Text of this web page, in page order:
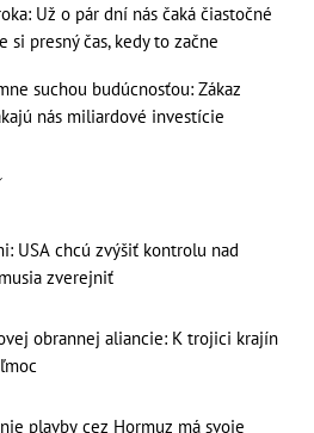
Už o pár dní nás čaká čiastočné
si presný čas, kedy to začne
suchou budúcnosťou: Zákaz
nás miliardové investície
USA chcú zvýšiť kontrolu nad
zverejniť
obrannej aliancie: K trojici krajín
plavby cez Hormuz má svoje